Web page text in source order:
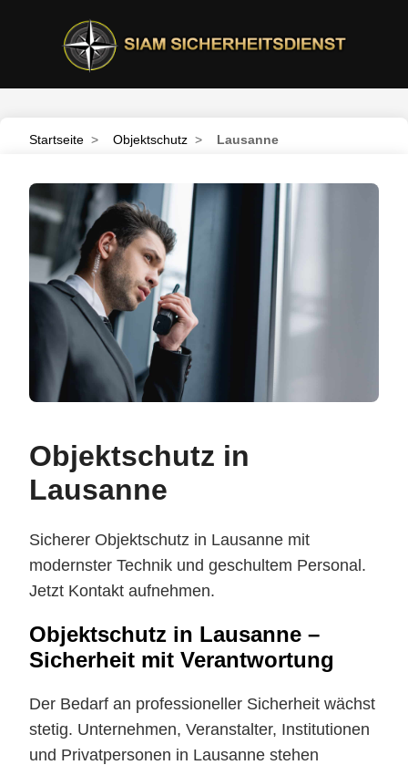
Startseite > Objektschutz > Lausanne
Objektschutz in
Lausanne
Sicherer Objektschutz in Lausanne mit
modernster Technik und geschultem Personal.
Jetzt Kontakt aufnehmen.
Objektschutz in Lausanne –
Sicherheit mit Verantwortung
Der Bedarf an professioneller Sicherheit wächst
stetig. Unternehmen, Veranstalter, Institutionen
und Privatpersonen in Lausanne stehen